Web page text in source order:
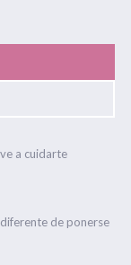
a cuidarte
de ponerse